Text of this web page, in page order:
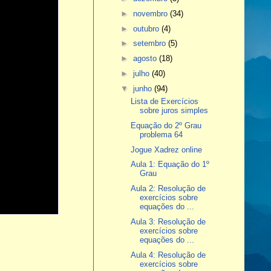
►novembro(34)
►outubro(4)
►setembro(5)
►agosto(18)
►julho(40)
▼junho(94)
Lista de Exercícios
sobre juros simples
Equação do 2º Grau
problema 64
Jogue Xadrez online
Aula 1: Equação do 1º
Grau
Aula 2: Resolução de
exercícios sobre
equações do ...
Aula 3: Resolução de
exercícios sobre
equações do ...
Aula 4: Resolução de
exercícios sobre